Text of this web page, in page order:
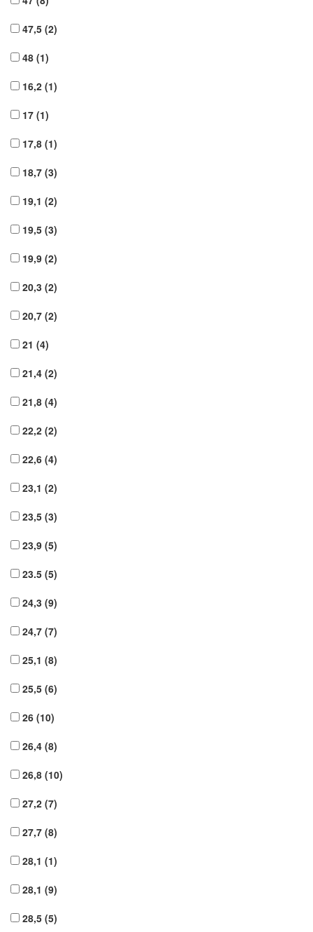
47,5 (2)
48 (1)
16,2 (1)
17 (1)
17,8 (1)
18,7 (3)
19,1 (2)
19,5 (3)
19,9 (2)
20,3 (2)
20,7 (2)
21 (4)
21,4 (2)
21,8 (4)
22,2 (2)
22,6 (4)
23,1 (2)
23,5 (3)
23,9 (5)
23.5 (5)
24,3 (9)
24,7 (7)
25,1 (8)
25,5 (6)
26 (10)
26,4 (8)
26,8 (10)
27,2 (7)
27,7 (8)
28,1 (1)
28,1 (9)
28,5 (5)